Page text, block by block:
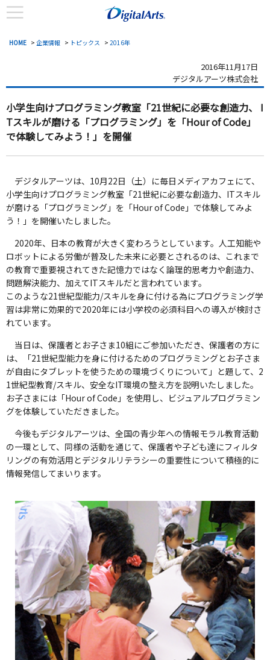
HOME > 企業情報 > トピックス > 2016年
2016年11月17日
デジタルアーツ株式会社
小学生向けプログラミング教室「21世紀に必要な創造力、
I
Tスキルが磨ける「プログラミング」を「Hour of Code」
で体験してみよう！」を開催
デジタルアーツは、10月22日（土）に毎日メディアカフェにて、
小学生向けプログラミング教室「21世紀に必要な創造力、ITスキル
が磨ける「プログラミング」を「Hour of Code」で体験してみよ
う！」を開催いたしました。
2020年、日本の教育が大きく変わろうとしています。人工知能や
ロボットによる労働が普及した未来に必要とされるのは、これまで
の教育で重要視されてきた記憶力ではなく論理的思考力や創造力、
問題解決能力、加えてITスキルだと言われています。
このような21世紀型能力/スキルを身に付ける為にプログラミング学
習は非常に効果的で2020年には小学校の必須科目への導入が検討さ
れています。
当日は、保護者とお子さま10組にご参加いただき、保護者の方に
は、「21世紀型能力を身に付けるためのプログラミングとお子さま
が自由にタブレットを使うための環境づくりについて」と題して、2
1世紀型教育/スキル、安全なIT環境の整え方を説明いたしました。
お子さまには「Hour of Code」を使用し、ビジュアルプログラミン
グを体験していただきました。
今後もデジタルアーツは、全国の青少年への情報モラル教育活動
の一環として、同様の活動を通じて、保護者や子ども達にフィルタ
リングの有効活用とデジタルリテラシーの重要性について積極的に
情報発信してまいります。